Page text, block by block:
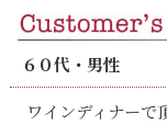
６０代・男性
ワインディナーで